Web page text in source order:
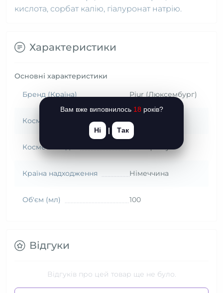
кислота, сорбат калію, гіалуронат натрію.
Характеристики
Основні характеристики
Бренд (Країна) Pjur (Люксембург)
Косметика: вид змазка
Косметика: дія
Країна надходження Німеччина
Об'єм (мл) 100
Відгуки
Відгуків про цей товар ще не було.
Вам вже виповнилось 18 років?
Ні | Так